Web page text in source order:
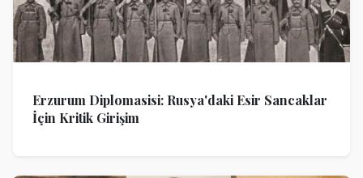
Erzurum Diplomasisi: Rusya'daki Esir Sancaklar
İçin Kritik Girişim